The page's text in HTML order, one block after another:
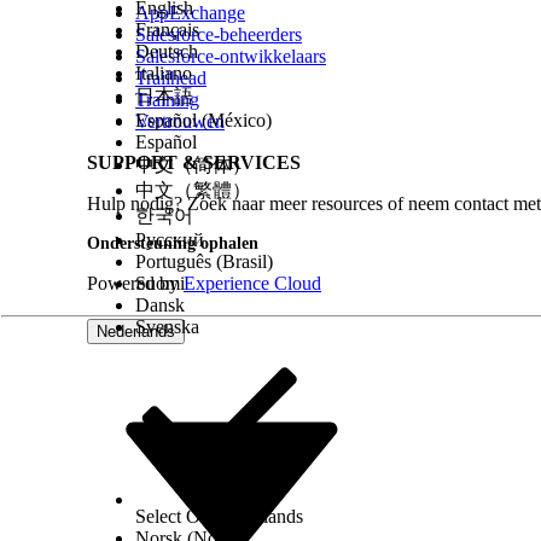
Klik op de afspraaknaam om de
Klik op het zijdeelvensterpictogram om details
invoorzieningen van de planningsconsole.
Selecteer een actie (3).
Pop-over van serviceresource
Bekijk de informatie van een serviceresource
Als uw beheerder een subtitel heeft gedefinieerd
ook getoond. Zie
De planningsconsole instellen
AppExchange
Salesforce-beheerders
Salesforce-ontwikkelaars
Trailhead
Training
Vertrouwen
SUPPORT & SERVICES
Hulp nodig? Zoek naar meer resources of neem contact
Ondersteuning ophalen
Powered byExperience Cloud
Nederlands
English
Français
Deutsch
Italiano
日本語
Español (México)
Español
中文（简体）
中文（繁體）
한국어
Русский
Português (Brasil)
Suomi
Dansk
Svenska
Select Org
Nederlands